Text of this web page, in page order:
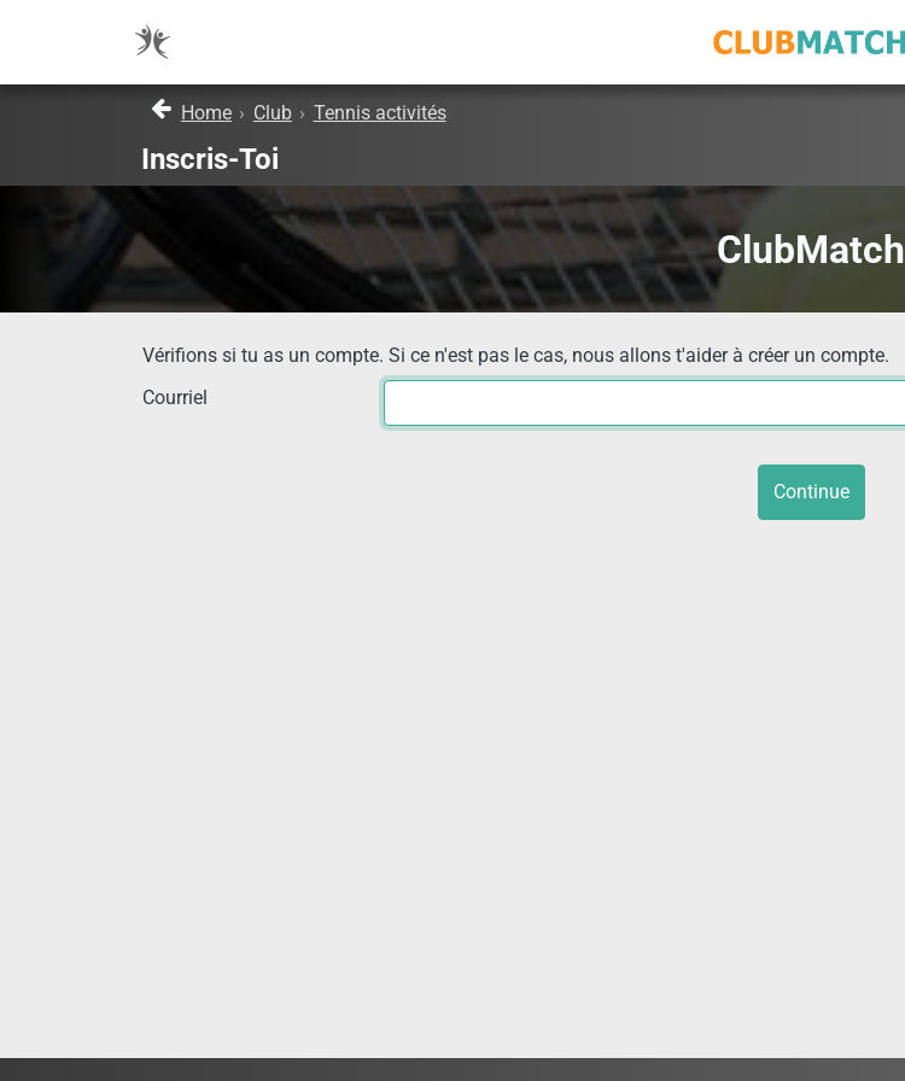
Home › Club › Tennis activités
Inscris-Toi
ClubMatch
Vérifions si tu as un compte. Si ce n'est pas le cas, nous allons t'aider à créer un compte.
Courriel
Continue